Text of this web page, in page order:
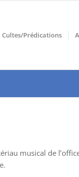
Cultes/Prédications
musical de